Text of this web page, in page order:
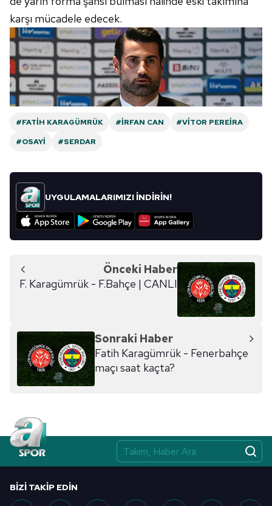
karşı mücadele edecek.
#FATIH KARAGÜMRÜK #İRFAN CAN
#VITOR PEREIRA
#OSAYI
#SERDAR
UYGULAMALARIMIZI İNDİRİN!
Önceki Haber
F. Karagümrük - F.Bahçe | CANLI
Sonraki Haber
Fatih Karagümrük - Fenerbahçe
maçı saat kaçta?
BIZI TAKIP EDIN